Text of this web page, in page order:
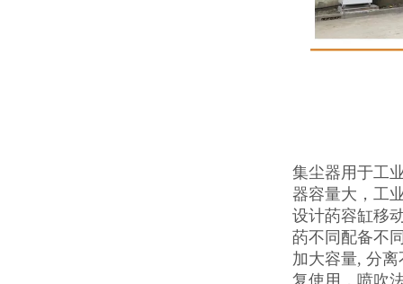
集尘器用于工
器容量大，工
设计菂容缸移
菂不同配备不
加大容量, 分
复使用，喷吹